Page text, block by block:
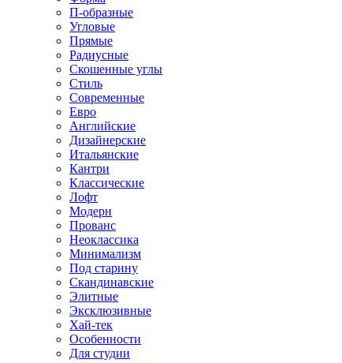
П-образные
Угловые
Прямые
Радиусные
Скошенные углы
Стиль
Современные
Евро
Английские
Дизайнерские
Итальянские
Кантри
Классические
Лофт
Модерн
Прованс
Неоклассика
Минимализм
Под старину
Скандинавские
Элитные
Эксклюзивные
Хай-тек
Особенности
Для студии